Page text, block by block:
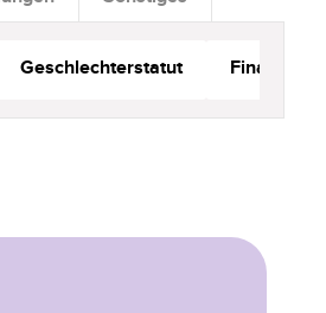
Geschlechterstatut